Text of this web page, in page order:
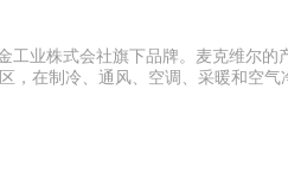
业株式会社旗下品牌。麦克维尔的
在制冷、通风、空调、采暖和空气